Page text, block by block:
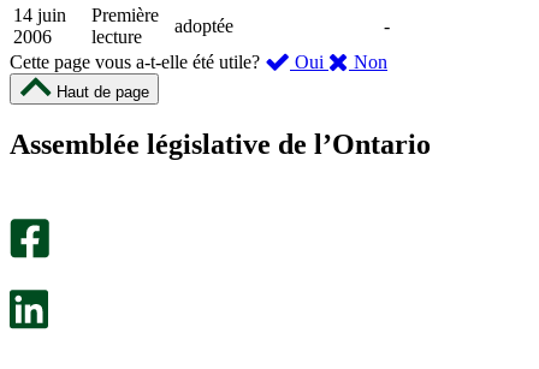
14 juin
2006
Première
lecture
adoptée
-
Cette page vous a-t-elle été utile?
Oui ,
été
Non
m’a
Haut de page
Assemblée législative de l’Ontario